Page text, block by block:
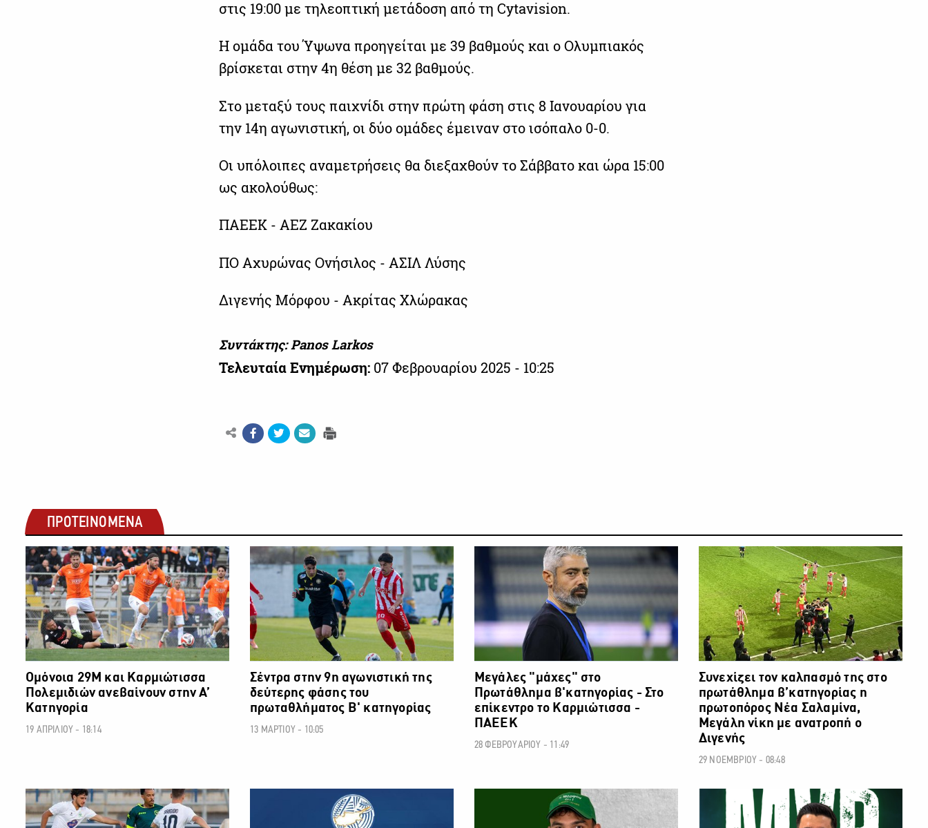
στις 19:00 με τηλεοπτική μετάδοση από τη Cytavision.
Η ομάδα του Ύψωνα προηγείται με 39 βαθμούς και ο Ολυμπιακός
βρίσκεται στην 4η θέση με 32 βαθμούς.
Στο μεταξύ τους παιχνίδι στην πρώτη φάση στις 8 Ιανουαρίου για
την 14η αγωνιστική, οι δύο ομάδες έμειναν στο ισόπαλο 0-0.
Οι υπόλοιπες αναμετρήσεις θα διεξαχθούν το Σάββατο και ώρα 15:00
ως ακολούθως:
ΠΑΕΕΚ - ΑΕΖ Ζακακίου
ΠΟ Αχυρώνας Ονήσιλος - ΑΣΙΛ Λύσης
Διγενής Μόρφου - Ακρίτας Χλώρακας
Συντάκτης: Panos Larkos
Τελευταία Ενημέρωση: 07 Φεβρουαρίου 2025 - 10:25
ΠΡΟΤΕΙΝΟΜΕΝΑ
ΠΟΔΟΣΦΑΙΡΟ
Ομόνοια 29Μ και Καρμιώτισσα
Πολεμιδιών ανεβαίνουν στην Α’
Κατηγορία
19 ΑΠΡΙΛΙΟΥ - 18:14
ΠΟΔΟΣΦΑΙΡΟ
Σέντρα στην 9η αγωνιστική της
δεύτερης φάσης του
πρωταθλήματος Β' κατηγορίας
13 ΜΑΡΤΙΟΥ - 10:05
ΠΟΔΟΣΦΑΙΡΟ
Μεγάλες "μάχες" στο
Πρωτάθλημα β'κατηγορίας - Στο
επίκεντρο το Καρμιώτισσα -
ΠΑΕΕΚ
28 ΦΕΒΡΟΥΑΡΙΟΥ - 11:49
ΠΟΔΟΣΦΑΙΡΟ
Συνεχίζει τον καλπασμό της στο
πρωτάθλημα β’κατηγορίας η
πρωτοπόρος Νέα Σαλαμίνα,
Μεγάλη νίκη με ανατροπή ο
Διγενής
29 ΝΟΕΜΒΡΙΟΥ - 08:48
ΠΟΔΟΣΦΑΙΡΟ ΠΟΔΟΣΦΑΙΡΟ ΠΟΔΟΣΦΑΙΡΟ